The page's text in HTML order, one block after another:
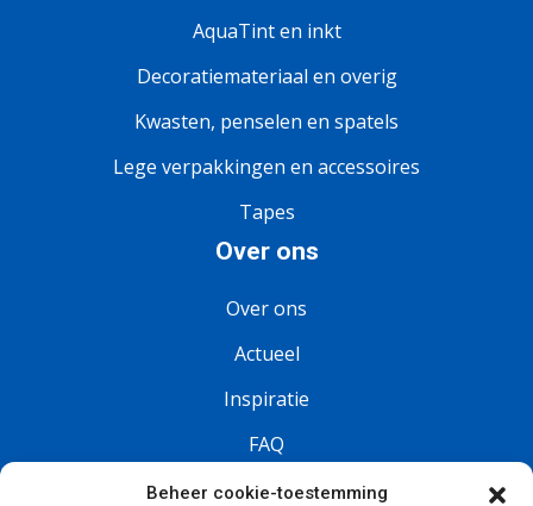
Beheer cookie-toestemming
AquaTint en inkt
Decoratiemateriaal en overig
Kwasten, penselen en spatels
Lege verpakkingen en accessoires
Tapes
Over ons
Over ons
Actueel
Inspiratie
FAQ
Vacatures